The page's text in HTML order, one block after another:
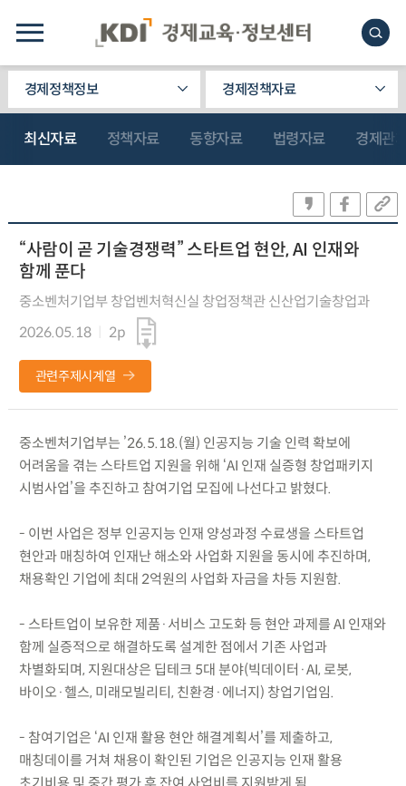
경제정책정보 경제정책자료
최신자료 정책자료 동향자료 법령자료 경제관
“사람이 곧 기술경쟁력” 스타트업 현안, AI 인재와
함께 푼다
중소벤처기업부 창업벤처혁신실 창업정책관 신산업기술창업과
2026.05.18
2p
관련주제시계열
중소벤처기업부는 ’26.5.18.(월) 인공지능 기술 인력 확보에
어려움을 겪는 스타트업 지원을 위해 ‘AI 인재 실증형 창업패키지
시범사업’을 추진하고 참여기업 모집에 나선다고 밝혔다.
- 이번 사업은 정부 인공지능 인재 양성과정 수료생을 스타트업
현안과 매칭하여 인재난 해소와 사업화 지원을 동시에 추진하며,
채용확인 기업에 최대 2억원의 사업화 자금을 차등 지원함.
- 스타트업이 보유한 제품·서비스 고도화 등 현안 과제를 AI 인재와
함께 실증적으로 해결하도록 설계한 점에서 기존 사업과
차별화되며, 지원대상은 딥테크 5대 분야(빅데이터·AI, 로봇,
바이오·헬스, 미래모빌리티, 친환경·에너지) 창업기업임.
- 참여기업은 ‘AI 인재 활용 현안 해결계획서’를 제출하고,
매칭데이를 거쳐 채용이 확인된 기업은 인공지능 인재 활용
초기비용 및 중간 평가 후 잔여 사업비를 지원받게 됨.